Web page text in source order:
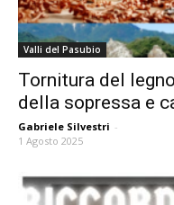
Valli del Pasubio
Tornitura del
della sopressa e
Gabriele Silvestri -
1 Agosto 2025